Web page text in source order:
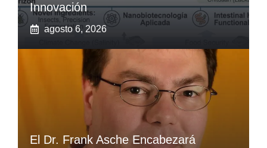
Innovación
agosto 6, 2026
El Dr. Frank Asche Encabezará